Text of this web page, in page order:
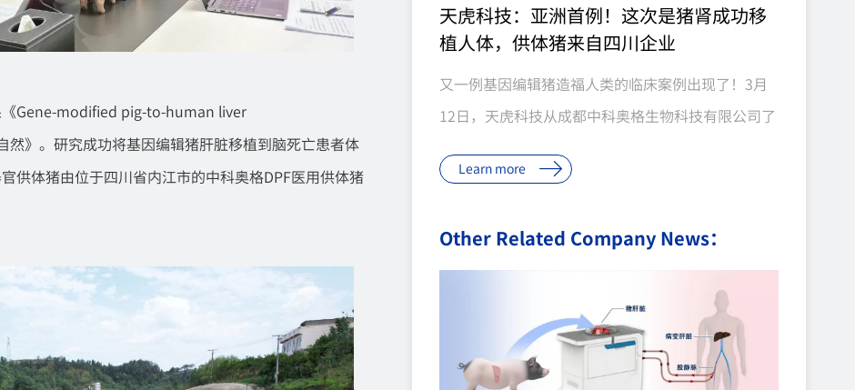
《Gene-modified pig-to-human liver
》。研究成功将基因编辑猪肝脏移植到脑死亡患者体
供体猪由位于四川省内江市的中科奥格DPF医用供体猪
天虎科技：亚洲首例！这次是猪肾成功移
植人体，供体猪来自四川企业
又一例基因编辑猪造福人类的临床案例出现了！3月
12日，天虎科技从成都中科奥格生物科技有限公司了
医大学西京医院取得重大突破，六基因编辑猪的肾脏
恢复血流后，色泽红润，随即产生尿液。截至目前已
术后第六天，血肌酐已恢复正常水平，猪肾在人体内
代谢功能正常。 图据西京医院 亚洲首例基因编辑猪-
终末期肾病患者异种肾移植 我国约有1.3亿慢性肾病
患者，其中终末期肾病患者数量庞大且呈逐年上升趋
Learn more
Other Related Company News：